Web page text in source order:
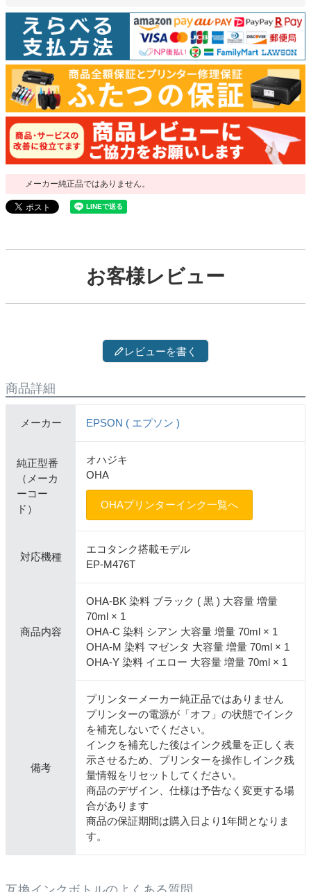
メーカー純正品ではありません。
お客様レビュー
レビューを書く
商品詳細
メーカー EPSON ( エプソン )
純正型番
（メーカ
ーコー
ド）
オハジキ
OHA
OHAプリンターインク一覧へ
対応機種
エコタンク搭載モデル
EP-M476T
商品内容
OHA-BK 染料 ブラック ( 黒 ) 大容量 増量
70ml × 1
OHA-C 染料 シアン 大容量 増量 70ml × 1
OHA-M 染料 マゼンタ 大容量 増量 70ml × 1
OHA-Y 染料 イエロー 大容量 増量 70ml × 1
備考
プリンターメーカー純正品ではありません
プリンターの電源が「オフ」の状態でインク
を補充しないでください。
インクを補充した後はインク残量を正しく表
示させるため、プリンターを操作しインク残
量情報をリセットしてください。
商品のデザイン、仕様は予告なく変更する場
合があります
商品の保証期間は購入日より1年間となりま
す。